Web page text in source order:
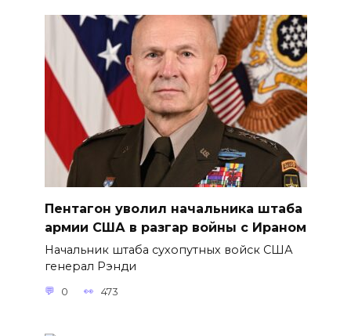
Пентагон уволил начальника штаба
армии США в разгар войны с Ираном
Начальник штаба сухопутных войск США
генерал Рэнди
0 473